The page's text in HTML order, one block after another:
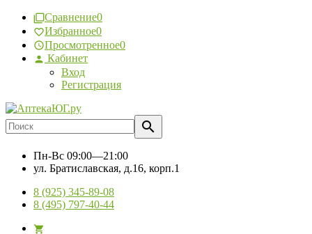
Сравнение0
Избранное0
Просмотренное0
Кабинет
Вход
Регистрация
Пн-Вс 09:00—21:00
ул. Братиславская, д.16, корп.1
8 (925) 345-89-08
8 (495) 797-40-44